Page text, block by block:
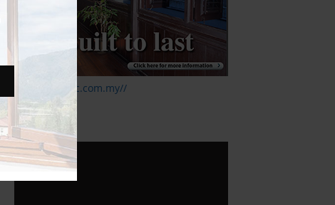
http://www.mtc.com.my//